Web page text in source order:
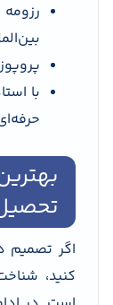
با
اگر تصمیم
کنید،